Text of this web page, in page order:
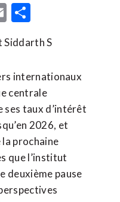
Email
Siddarth S
internationaux
centrale
ses taux d’intérêt
2026, et
prochaine
que l’institut
deuxième pause